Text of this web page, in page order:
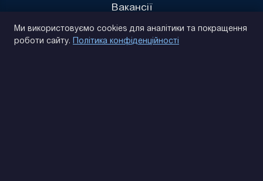
Вакансії
Ми використовуємо cookies для аналітики та покращення
роботи сайту. Політика конфіденційності